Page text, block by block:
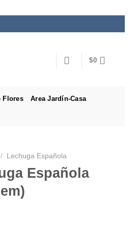
$0
Flores Area Jardín-Casa
/ Lechuga Española
Española